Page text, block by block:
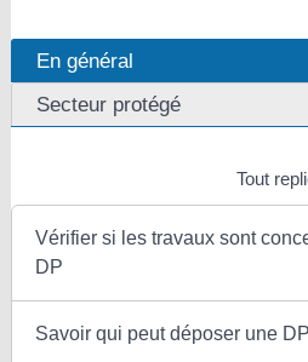
En général
Secteur protégé
Tout
Vérifier si les travaux sont
DP
Savoir qui peut déposer une DP